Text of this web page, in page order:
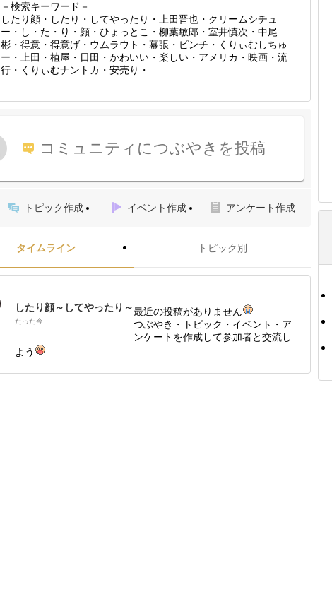
－検索キーワード－
したり顔・したり・してやったり・上田晋也・クリームシチュ
ー・し・た・り・顔・ひょっとこ・柳葉敏郎・室井慎次・中尾
彬・得意・得意げ・ウムラウト・幕張・ピンチ・くりぃむしちゅ
ー・上田・植屋・日田・かわいい・楽しい・アメリカ・映画・流
行・くりぃむナントカ・安売り・
コミュニティにつぶやきを投稿
トピック作成 イベント作成 アンケート作成
タイムライン トピック別
したり顔～してやったり～
たった今
最近の投稿がありません
つぶやき・トピック・イベント・ア
ンケートを作成して参加者と交流し
よう